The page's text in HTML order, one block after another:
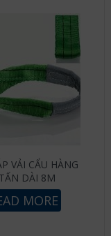
VẢI CẨU HÀNG
DÀI 8M
MORE